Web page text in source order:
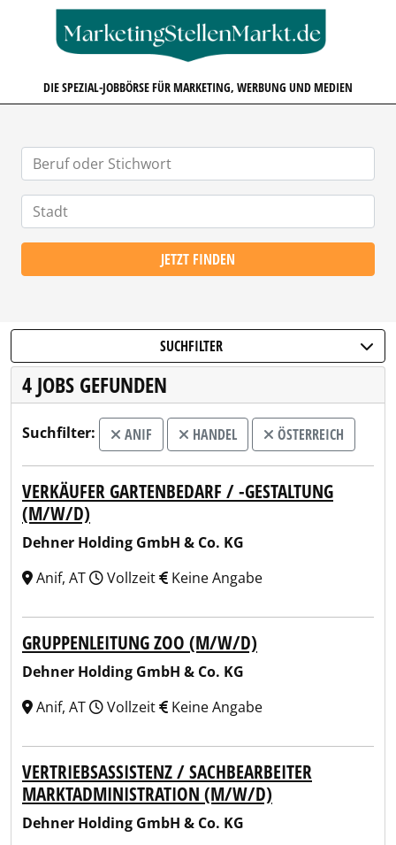
DIE SPEZIAL-JOBBÖRSE FÜR MARKETING, WERBUNG UND MEDIEN
JETZT FINDEN
SUCHFILTER
4 JOBS GEFUNDEN
Suchfilter: ANIF HANDEL ÖSTERREICH
VERKÄUFER GARTENBEDARF / -GESTALTUNG
(M/W/D)
Dehner Holding GmbH & Co. KG
Anif, AT
Vollzeit Keine Angabe
GRUPPENLEITUNG ZOO (M/W/D)
Dehner Holding GmbH & Co. KG
Anif, AT
Vollzeit Keine Angabe
VERTRIEBSASSISTENZ / SACHBEARBEITER
MARKTADMINISTRATION (M/W/D)
Dehner Holding GmbH & Co. KG